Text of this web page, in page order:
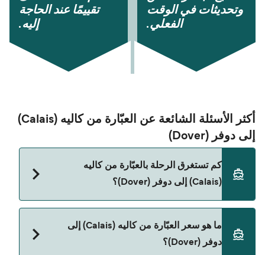
وتحديثات في الوقت
الفعلي.
تقييمًا عند الحاجة
إليه.
أكثر الأسئلة الشائعة عن العبّارة من كاليه (Calais)
إلى دوفر (Dover)
كم تستغرق الرحلة بالعبّارة من كاليه
(Calais) إلى دوفر (Dover)؟
تقريباً 1 الساعة 40 دقائق. مدة الإبحار ممكن تختلف
حسب الموسم والشركة، لذلك ننصحك بمراجعة الأوقات
ما هو سعر العبّارة من كاليه (Calais) إلى
دوفر (Dover)؟